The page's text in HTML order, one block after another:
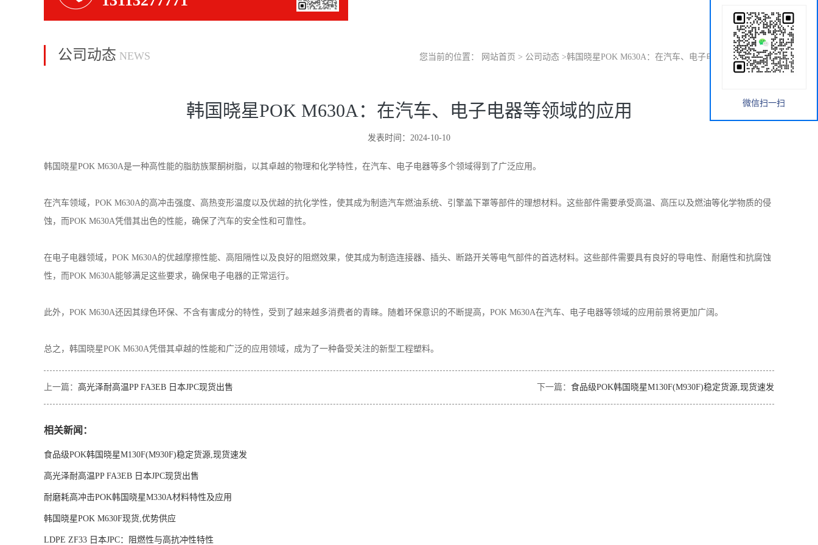
公司动态 NEWS 您当前的位置： 网站首页 > 公司动态 >韩国晓星POK M630A：在汽车、电子电器等领域的应用
韩国晓星POK M630A：在汽车、电子电器等领域的应用
发表时间：2024-10-10
韩国晓星POK M630A是一种高性能的脂肪族聚酮树脂，以其卓越的物理和化学特性，在汽车、电子电器等多个领域得到了广泛应用。
在汽车领域，POK M630A的高冲击强度、高热变形温度以及优越的抗化学性，使其成为制造汽车燃油系统、引擎盖下罩等部件的理想材料。这些部件需要承受高温、高压以及燃油等化学物质的侵
蚀，而POK M630A凭借其出色的性能，确保了汽车的安全性和可靠性。
在电子电器领域，POK M630A的优越摩擦性能、高阻隔性以及良好的阻燃效果，使其成为制造连接器、插头、断路开关等电气部件的首选材料。这些部件需要具有良好的导电性、耐磨性和抗腐蚀
性，而POK M630A能够满足这些要求，确保电子电器的正常运行。
此外，POK M630A还因其绿色环保、不含有害成分的特性，受到了越来越多消费者的青睐。随着环保意识的不断提高，POK M630A在汽车、电子电器等领域的应用前景将更加广阔。
总之，韩国晓星POK M630A凭借其卓越的性能和广泛的应用领域，成为了一种备受关注的新型工程塑料。
上一篇： 高光泽耐高温PP FA3EB 日本JPC现货出售 下一篇： 食品级POK韩国晓星M130F(M930F)稳定货源,现货速发
相关新闻：
食品级POK韩国晓星M130F(M930F)稳定货源,现货速发
高光泽耐高温PP FA3EB 日本JPC现货出售
耐磨耗高冲击POK韩国晓星M330A材料特性及应用
韩国晓星POK M630F现货,优势供应
LDPE ZF33 日本JPC：阻燃性与高抗冲性特性
微信扫一扫